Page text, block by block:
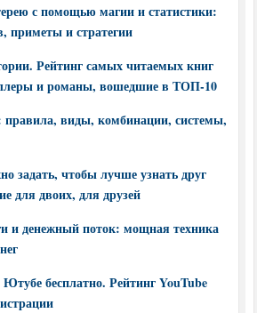
с помощью магии и статистики:
приметы и стратегии
Рейтинг самых читаемых книг
и романы, вошедшие в ТОП-10
правила, виды, комбинации, системы,
задать, чтобы лучше узнать друг
для двоих, для друзей
и денежный поток: мощная техника
бесплатно. Рейтинг YouTube